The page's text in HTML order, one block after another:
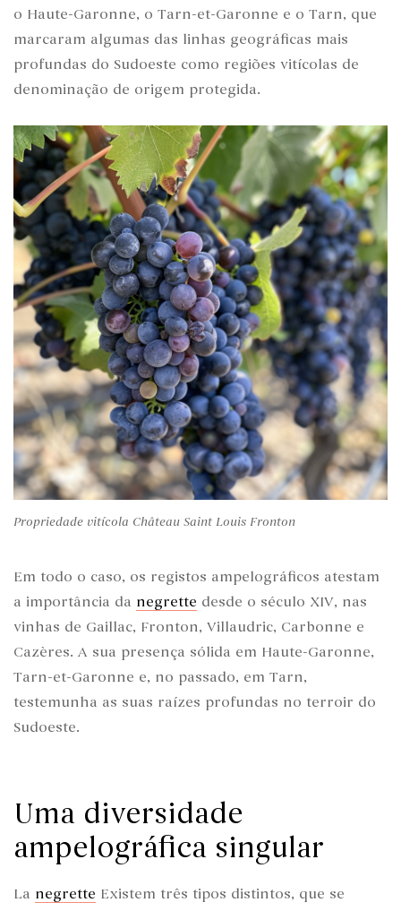
o Haute-Garonne, o Tarn-et-Garonne e o Tarn, que
marcaram algumas das linhas geográficas mais
profundas do Sudoeste como regiões vitícolas de
denominação de origem protegida.
Propriedade vitícola Château Saint Louis Fronton
Em todo o caso, os registos ampelográficos atestam
a importância da negrette desde o século XIV, nas
vinhas de Gaillac, Fronton, Villaudric, Carbonne e
Cazères. A sua presença sólida em Haute-Garonne,
Tarn-et-Garonne e, no passado, em Tarn,
testemunha as suas raízes profundas no terroir do
Sudoeste.
Uma diversidade
ampelográfica singular
La negrette Existem três tipos distintos, que se